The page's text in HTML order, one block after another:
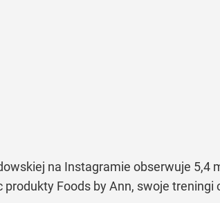
na Instagramie obserwuje 5,4
Foods by Ann, swoje